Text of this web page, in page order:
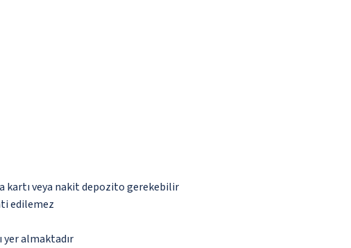
kartı veya nakit depozito gerekebilir
edilemez
yer almaktadır